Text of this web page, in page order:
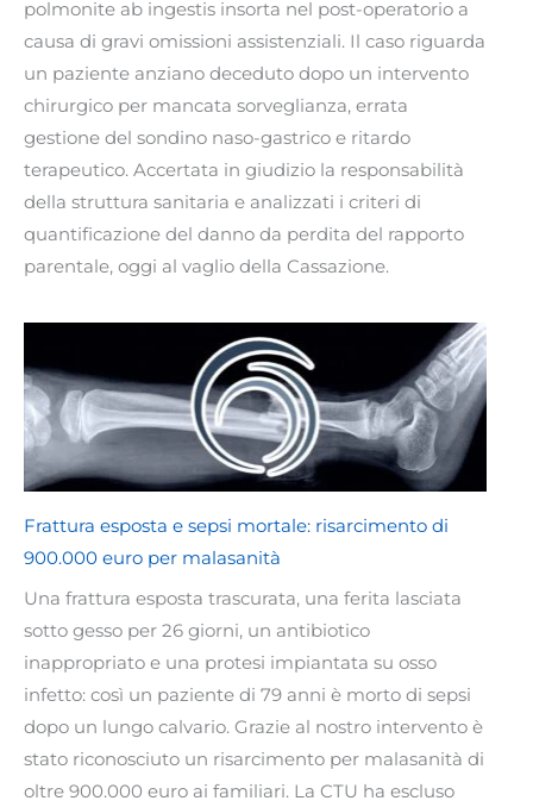
polmonite ab ingestis insorta nel post-operatorio a
causa di gravi omissioni assistenziali. Il caso riguarda
un paziente anziano deceduto dopo un intervento
chirurgico per mancata sorveglianza, errata
gestione del sondino naso-gastrico e ritardo
terapeutico. Accertata in giudizio la responsabilità
della struttura sanitaria e analizzati i criteri di
quantificazione del danno da perdita del rapporto
parentale, oggi al vaglio della Cassazione.
Frattura esposta e sepsi mortale: risarcimento di
900.000 euro per malasanità
Una frattura esposta trascurata, una ferita lasciata
sotto gesso per 26 giorni, un antibiotico
inappropriato e una protesi impiantata su osso
infetto: così un paziente di 79 anni è morto di sepsi
dopo un lungo calvario. Grazie al nostro intervento è
stato riconosciuto un risarcimento per malasanità di
oltre 900.000 euro ai familiari. La CTU ha escluso